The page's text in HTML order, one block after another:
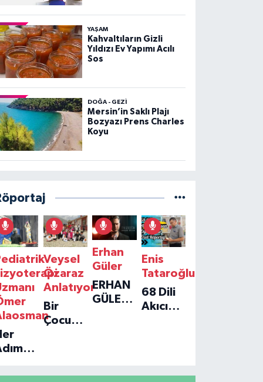
YAŞAM
Kahvaltıların Gizli
Yıldızı Ev Yapımı Acılı
Sos
DOĞA - GEZI
Mersin’in Saklı Plajı
Bozyazı Prens Charles
Koyu
Veysel
Özaraz
Anlatıyor
Bir
Çocuğun
Yolculuğu
Erhan
Güler
ERHAN
GÜLER'IN
Enis
Tataroğlu
68 Dili
Akıcı